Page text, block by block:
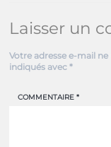
Laisser un
Votre adresse e-mail ne
indiqués avec *
COMMENTAIRE *